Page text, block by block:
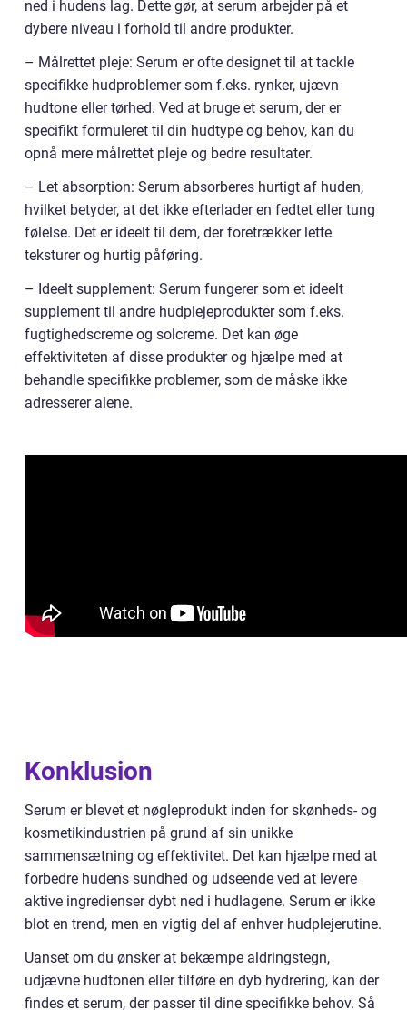
ned i hudens lag. Dette gør, at serum arbejder på et
dybere niveau i forhold til andre produkter.
– Målrettet pleje: Serum er ofte designet til at tackle
specifikke hudproblemer som f.eks. rynker, ujævn
hudtone eller tørhed. Ved at bruge et serum, der er
specifikt formuleret til din hudtype og behov, kan du
opnå mere målrettet pleje og bedre resultater.
– Let absorption: Serum absorberes hurtigt af huden,
hvilket betyder, at det ikke efterlader en fedtet eller tung
følelse. Det er ideelt til dem, der foretrækker lette
teksturer og hurtig påføring.
– Ideelt supplement: Serum fungerer som et ideelt
supplement til andre hudplejeprodukter som f.eks.
fugtighedscreme og solcreme. Det kan øge
effektiviteten af disse produkter og hjælpe med at
behandle specifikke problemer, som de måske ikke
adresserer alene.
Konklusion
Serum er blevet et nøgleprodukt inden for skønheds- og
kosmetikindustrien på grund af sin unikke
sammensætning og effektivitet. Det kan hjælpe med at
forbedre hudens sundhed og udseende ved at levere
aktive ingredienser dybt ned i hudlagene. Serum er ikke
blot en trend, men en vigtig del af enhver hudplejerutine.
Uanset om du ønsker at bekæmpe aldringstegn,
udjævne hudtonen eller tilføre en dyb hydrering, kan der
findes et serum, der passer til dine specifikke behov. Så